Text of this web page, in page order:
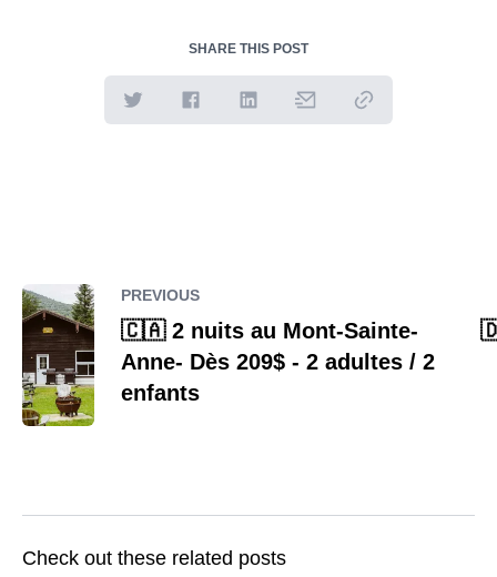
SHARE THIS POST
PREVIOUS
🇨🇦 2 nuits au Mont-Sainte-
Anne- Dès 209$ - 2 adultes / 2
enfants
Check out these related posts